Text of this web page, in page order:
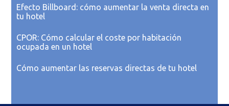
Efecto Billboard: cómo aumentar la venta directa en
tu hotel
CPOR: Cómo calcular el coste por habitación
ocupada en un hotel
Cómo aumentar las reservas directas de tu hotel